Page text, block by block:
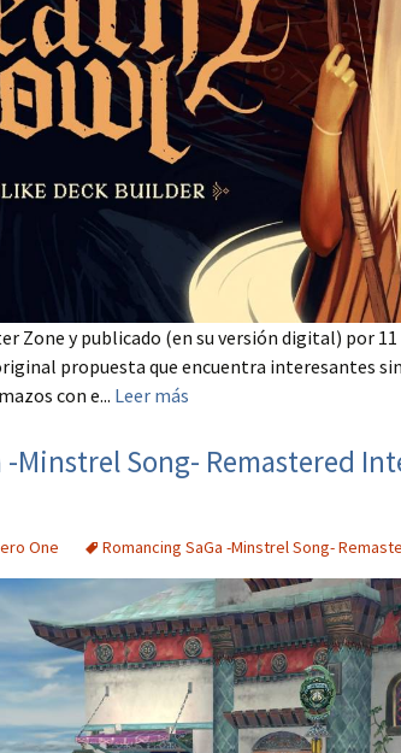
Zone y publicado (en su versión digital) por
propuesta que encuentra interesantes
con e... Leer más
-Minstrel Song- Remastered
One Romancing SaGa -Minstrel Song-